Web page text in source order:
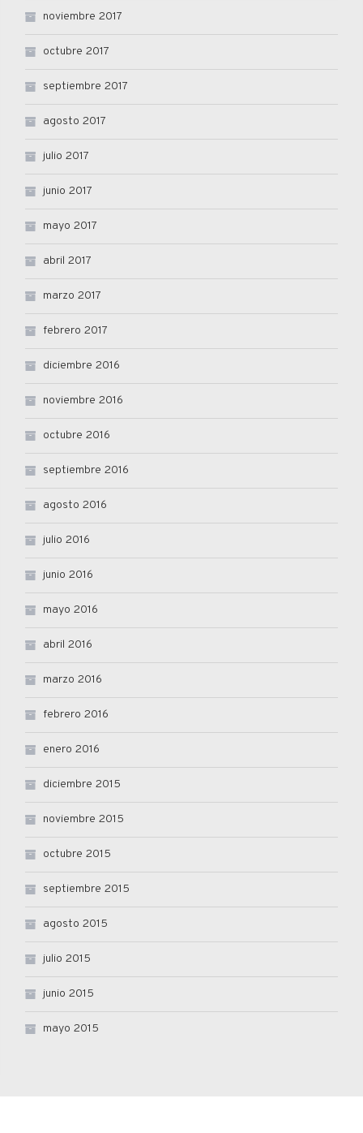
noviembre 2017
octubre 2017
septiembre 2017
agosto 2017
julio 2017
junio 2017
mayo 2017
abril 2017
marzo 2017
febrero 2017
diciembre 2016
noviembre 2016
octubre 2016
septiembre 2016
agosto 2016
julio 2016
junio 2016
mayo 2016
abril 2016
marzo 2016
febrero 2016
enero 2016
diciembre 2015
noviembre 2015
octubre 2015
septiembre 2015
agosto 2015
julio 2015
junio 2015
mayo 2015